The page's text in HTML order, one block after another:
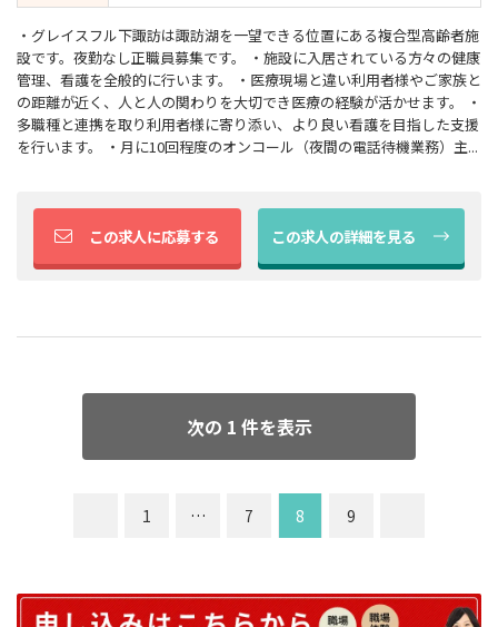
・グレイスフル下諏訪は諏訪湖を一望できる位置にある複合型高齢者施
設です。夜勤なし正職員募集です。 ・施設に入居されている方々の健康
管理、看護を全般的に行います。 ・医療現場と違い利用者様やご家族と
の距離が近く、人と人の関わりを大切でき医療の経験が活かせます。 ・
多職種と連携を取り利用者様に寄り添い、より良い看護を目指した支援
を行います。 ・月に10回程度のオンコール（夜間の電話待機業務）主...
この求人に応募する この求人の詳細を見る
次の 1 件を表示
1 … 7 8 9